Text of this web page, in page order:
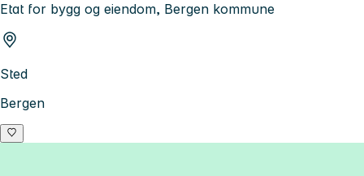
Etat for bygg og eiendom, Bergen kommune
Sted
Bergen